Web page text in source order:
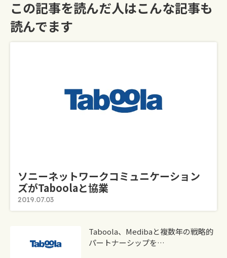
この記事を読んだ人はこんな記事も
読んでます
ソニーネットワークコミュニケーション
ズがTaboolaと協業
2019.07.03
Taboola、medibaと複数年の戦略的
パートナーシップを…